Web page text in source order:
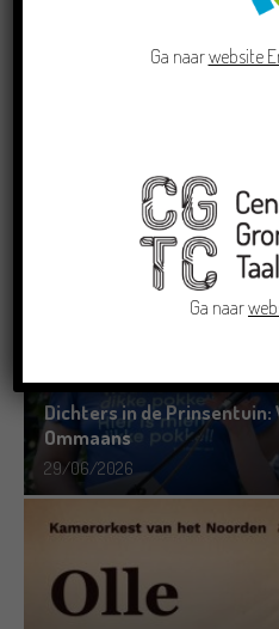
Dichters in de Prinsentuin:
Ommaans
29/06/2026
Ga naarwebsite
Ga naar